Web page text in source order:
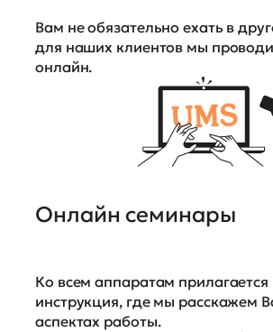
Вам не обязательно ехать в
для наших клиентов мы
онлайн.
Онлайн семинары
Ко всем аппаратам прилагается
инструкция, где мы расскажем
аспектах работы.